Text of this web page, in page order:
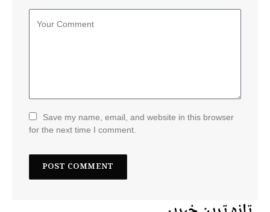
Save my name, email, and website in this browser
for the next time I comment.